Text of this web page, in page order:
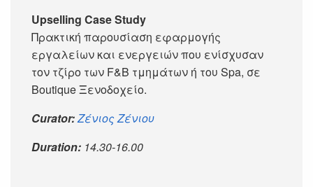
Upselling Case Study
Πρακτική παρουσίαση εφαρμογής
εργαλείων και ενεργειών που ενίσχυσαν
τον τζίρο των F&B τμημάτων ή του Spa, σε
Boutique Ξενοδοχείο.
Curator:Ζένιος Ζένιου
Duration: 14.30-16.00